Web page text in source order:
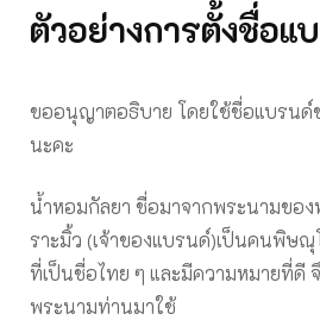
ตัวอย่างการตั้งชื่อแ
ขออนุญาตอธิบาย โดยใช้ชื่อแบรนด์
นะคะ
น้ำหอมกัลยา ชื่อมาจากพระนามขอ
ราะมิ้ว (เจ้าของแบรนด์)เป็นคนพิษ
ที่เป็นชื่อไทย ๆ และมีความหมายที่ดี
พระนามท่านมาใช้